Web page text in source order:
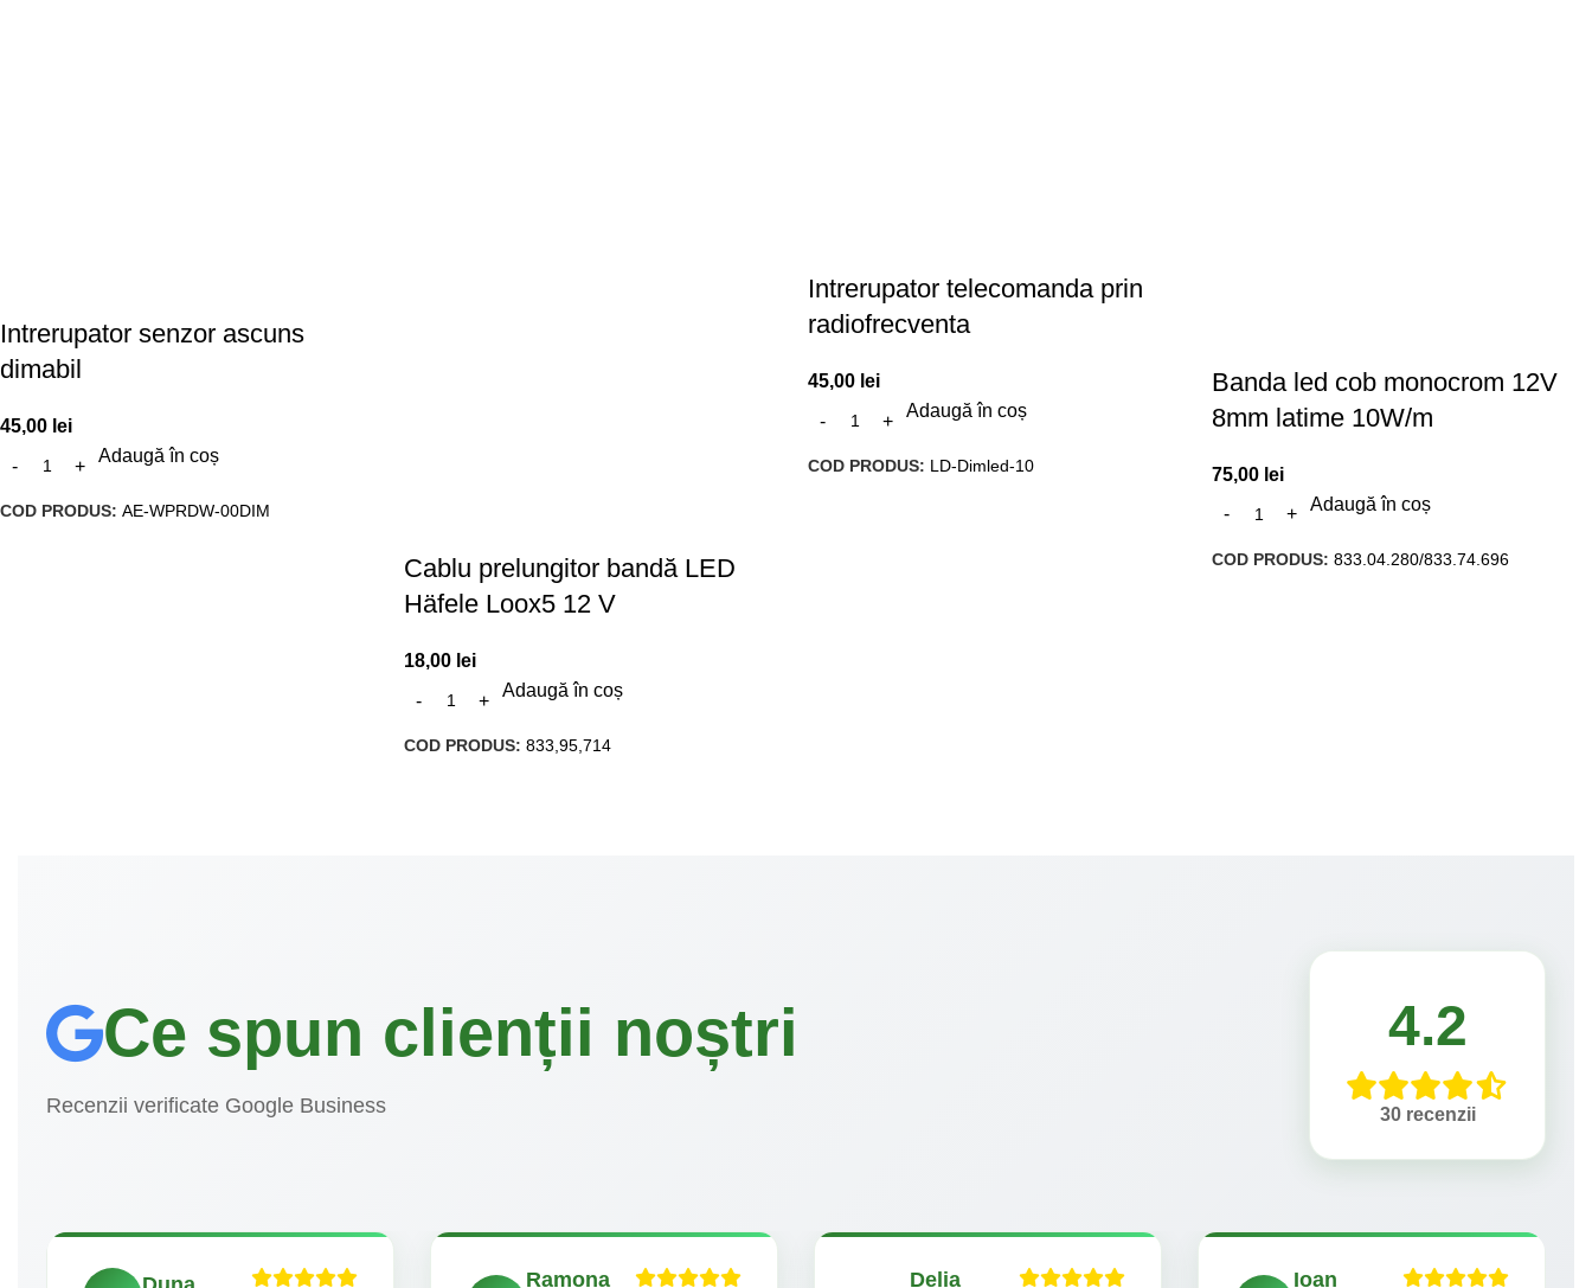
Intrerupator senzor ascuns
dimabil
45,00 lei
Adaugă în coș
COD PRODUS: AE-WPRDW-00DIM
Cablu prelungitor bandă LED
Häfele Loox5 12 V
18,00 lei
Adaugă în coș
COD PRODUS: 833,95,714
Intrerupator telecomanda prin
radiofrecventa
45,00 lei
Adaugă în coș
COD PRODUS: LD-Dimled-10
Banda led cob monocrom 12V
8mm latime 10W/m
75,00 lei
Adaugă în coș
COD PRODUS: 833.04.280/833.74.696
Ce spun clienții noștri
Recenzii verificate Google Business
4.2
30 recenzii
Ramona Delia Ioan